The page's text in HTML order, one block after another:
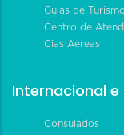
Guias de Turismo
Centro de
Cias Aéreas
Internacional
Consulados